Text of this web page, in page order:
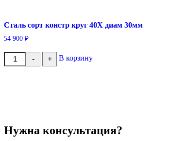
Сталь сорт констр круг 40Х диам 30мм
54 900 ₽
-
Количество
товара
+ В корзину
Нужна консультация?